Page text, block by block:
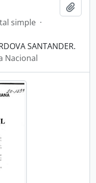
simple ·
SANTANDER.
Nacional